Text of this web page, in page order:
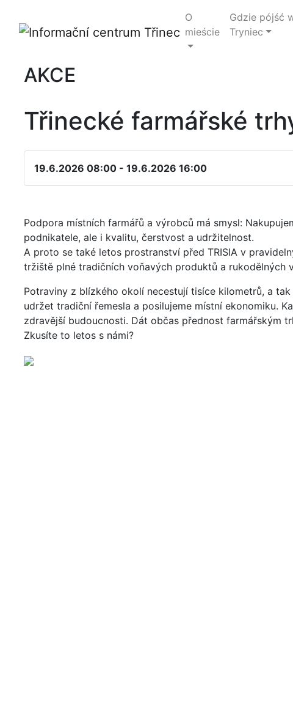
O
mieście
Gdzie pójść
Tryniec
AKCE
Třinecké farmářské
19.6.2026 08:00 - 19.6.2026 16:00
Podpora místních farmářů a výrobců má smysl:
podnikatele, ale i kvalitu, čerstvost a udržitelnost.
A proto se také letos prostranství před TRISIA v
tržiště plné tradičních voňavých produktů a rukodělných
Potraviny z blízkého okolí necestují tisíce kilometrů, a
udržet tradiční řemesla a posilujeme místní ekonomiku.
zdravější budoucnosti. Dát občas přednost farmářským
Zkusíte to letos s námi?